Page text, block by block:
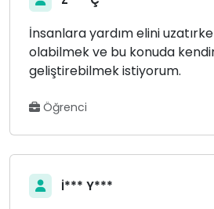
İnsanlara yardım elini
olabilmek ve bu konuda
geliştirebilmek istiyorum.
Öğrenci
İ*** Y***